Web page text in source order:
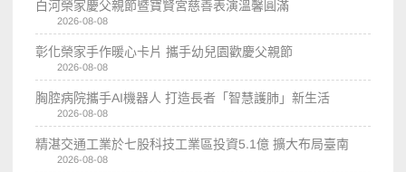
白河榮家慶父親節暨寶賢宮慈善表演溫馨圓滿
2026-08-08
彰化榮家手作暖心卡片 攜手幼兒園歡慶父親節
2026-08-08
胸腔病院攜手AI機器人 打造長者「智慧護肺」新生活
2026-08-08
精湛交通工業於七股科技工業區投資5.1億 擴大布局臺南
2026-08-08